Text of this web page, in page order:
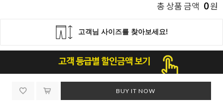
총 상품 금액 0원
BUY IT NOW